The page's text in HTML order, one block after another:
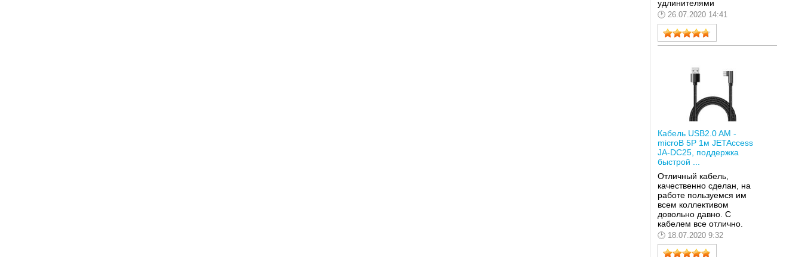
удлинителями
26.07.2020 14:41
Кабель USB2.0 AM -
microB 5P 1м JETAccess
JA-DC25, поддержка
быстрой ...
Отличный кабель,
качественно сделан, на
работе пользуемся им
всем коллективом
довольно давно. С
кабелем все отлично.
18.07.2020 9:32